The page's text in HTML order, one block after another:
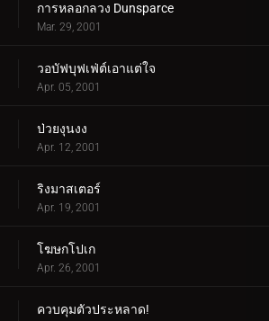
การหลอกลวง Dunsparce
Mar. 29, 2001
วอบัฟบุฟเฟ่ต์เอาแต่ใจ
Apr. 05, 2001
ป่วยงุนงง
Apr. 12, 2001
ริงมาสเตอร์
Apr. 19, 2001
โฆษกโปเก
Apr. 26, 2001
ควบคุมตัวประหลาด!